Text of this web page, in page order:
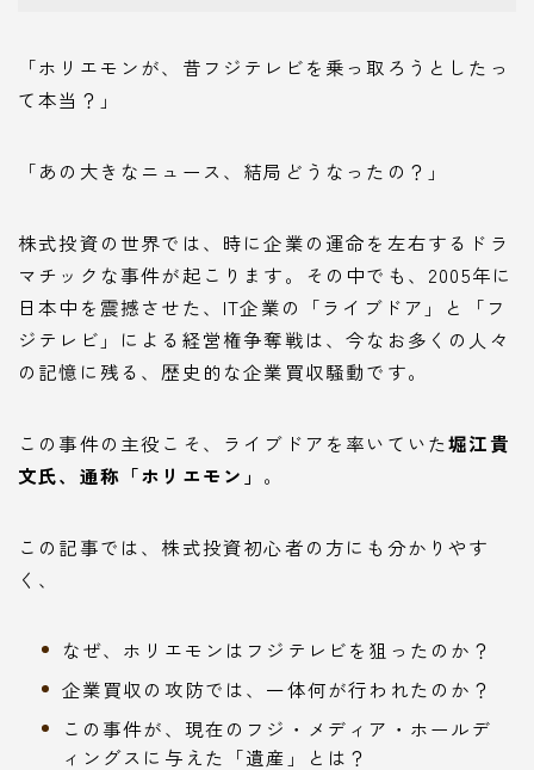
「ホリエモンが、昔フジテレビを乗っ取ろうとしたっ
て本当？」
「あの大きなニュース、結局どうなったの？」
株式投資の世界では、時に企業の運命を左右するドラ
マチックな事件が起こります。その中でも、2005年に
日本中を震撼させた、IT企業の「ライブドア」と「フ
ジテレビ」による経営権争奪戦は、今なお多くの人々
の記憶に残る、歴史的な企業買収騒動です。
この事件の主役こそ、ライブドアを率いていた堀江貴
文氏、通称「ホリエモン」 。
この記事では、株式投資初心者の方にも分かりやす
く、
なぜ、ホリエモンはフジテレビを狙ったのか？
企業買収の攻防では、一体何が行われたのか？
この事件が、現在のフジ・メディア・ホールデ
ィングスに与えた「遺産」とは？